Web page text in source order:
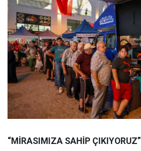
“MİRASIMIZA SAHİP ÇIKIYORUZ”